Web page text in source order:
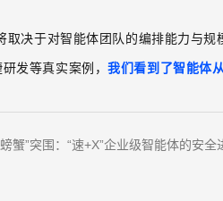
取决于对智能体团队的编排能力与规
发等真实案例，我们看到了智能体
蟹”突围：“速+X”企业级智能体的安全